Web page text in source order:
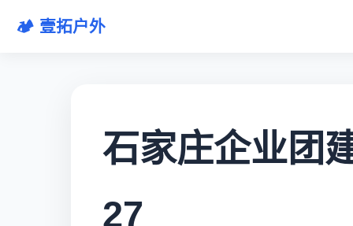
🏕️ 壹拓户外
石家庄企业团
27